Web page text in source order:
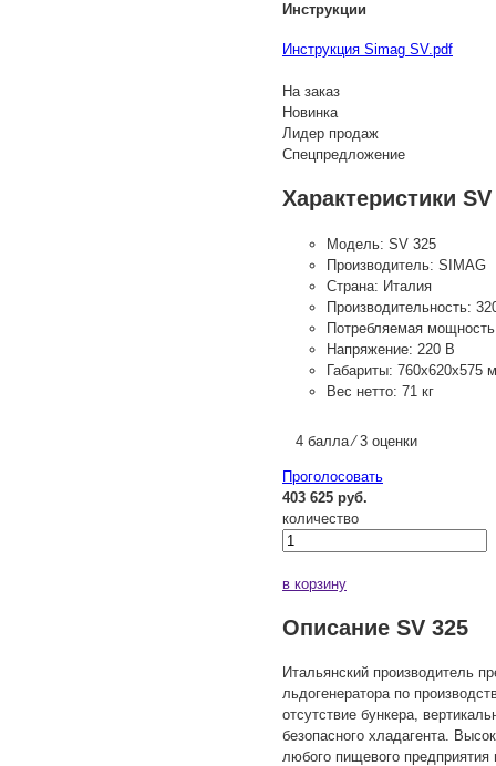
Инструкции
Инструкция Simag SV.pdf
На заказ
Новинка
Лидер продаж
Спецпредложение
Характеристики
Модель: SV 325
Производитель: SIMAG
Страна: Италия
Производительность:
Потребляемая
Напряжение: 220 В
Габариты: 760х620х575
Вес нетто: 71 кг
4 балла ⁄ 3 оценки
Проголосовать
403 625 руб.
количество
в корзину
Описание SV 325
Итальянский производитель
льдогенератора по
отсутствие бункера,
безопасного хладагента.
любого пищевого